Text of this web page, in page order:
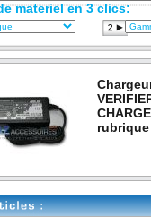
materiel en 3 clics: